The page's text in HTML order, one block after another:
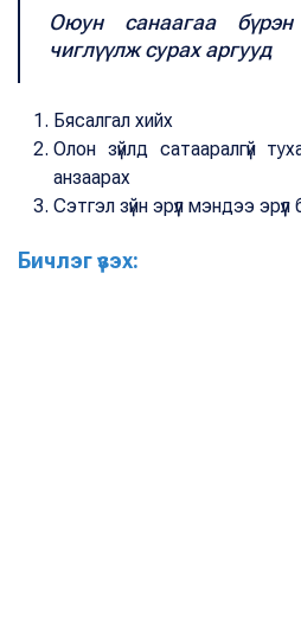
Оюун санаагаа
чиглүүлж сурах аргууд
Бясалгал хийх
Олон зүйлд сатааралгүй
анзаарах
Сэтгэл зүйн эрүүл мэндээ эрүүл
Бичлэг үзэх: